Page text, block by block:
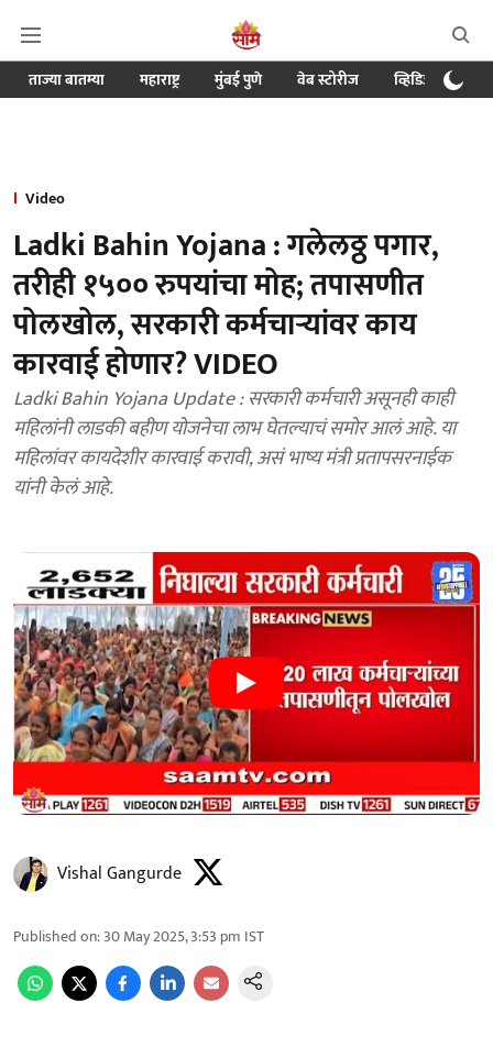
ताज्या बातम्या महाराष्ट्र मुंबई पुणे वेब स्टोरीज व्हिडिओ
Video
Ladki Bahin Yojana : गलेलठ्ठ पगार,
तरीही १५०० रुपयांचा मोह; तपासणीत
पोलखोल, सरकारी कर्मचाऱ्यांवर काय
कारवाई होणार? VIDEO
Ladki Bahin Yojana Update : सरकारी कर्मचारी असूनही काही
महिलांनी लाडकी बहीण योजनेचा लाभ घेतल्याचं समोर आलं आहे. या
महिलांवर कायदेशीर कारवाई करावी, असं भाष्य मंत्री प्रतापसरनाईक
यांनी केलं आहे.
Vishal Gangurde
Published on:30 May 2025, 3:53 pm IST